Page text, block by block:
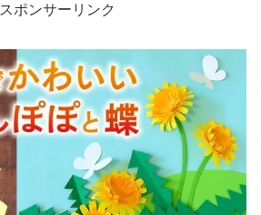
スポンサーリンク